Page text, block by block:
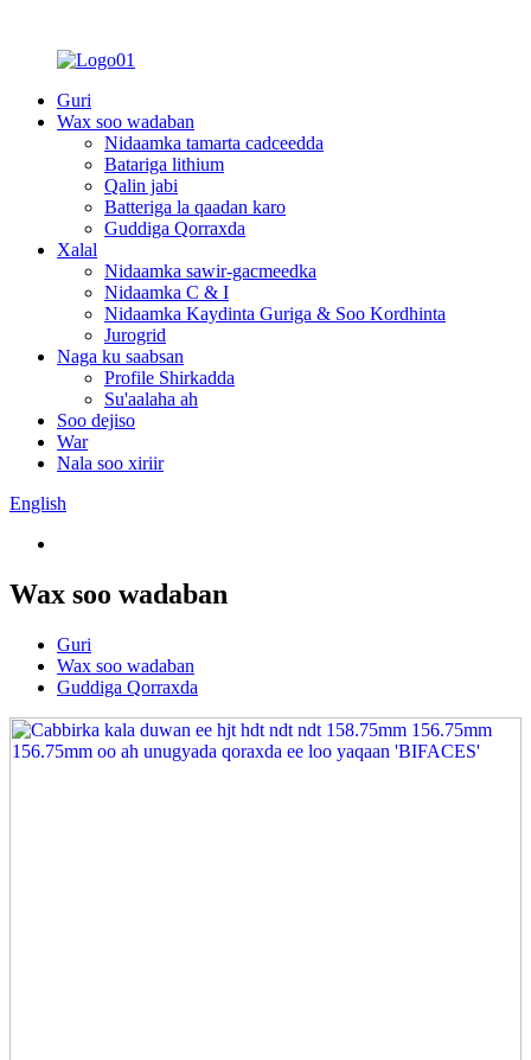
Guri
Wax soo wadaban
Nidaamka tamarta cadceedda
Batariga lithium
Qalin jabi
Batteriga la qaadan karo
Guddiga Qorraxda
Xalal
Nidaamka sawir-gacmeedka
Nidaamka C & I
Nidaamka Kaydinta Guriga & Soo Kordhinta
Jurogrid
Naga ku saabsan
Profile Shirkadda
Su'aalaha ah
Soo dejiso
War
Nala soo xiriir
English
Wax soo wadaban
Guri
Wax soo wadaban
Guddiga Qorraxda